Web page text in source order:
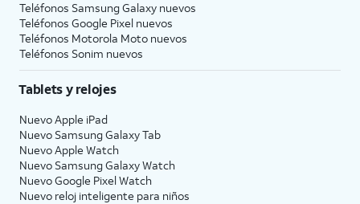
Teléfonos Samsung Galaxy nuevos
Teléfonos Google Pixel nuevos
Teléfonos Motorola Moto nuevos
Teléfonos Sonim nuevos
Tablets y relojes
Nuevo Apple iPad
Nuevo Samsung Galaxy Tab
Nuevo Apple Watch
Nuevo Samsung Galaxy Watch
Nuevo Google Pixel Watch
Nuevo reloj inteligente para niños